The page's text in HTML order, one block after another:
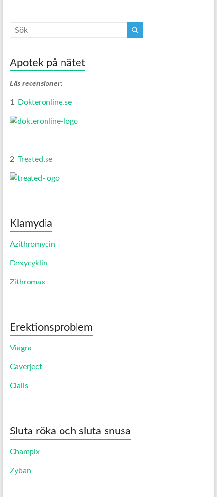
Apotek på nätet
Läs recensioner:
1. Dokteronline.se
2. Treated.se
Klamydia
Azithromycin
Doxycyklin
Zithromax
Erektionsproblem
Viagra
Caverject
Cialis
Sluta röka och sluta snusa
Champix
Zyban